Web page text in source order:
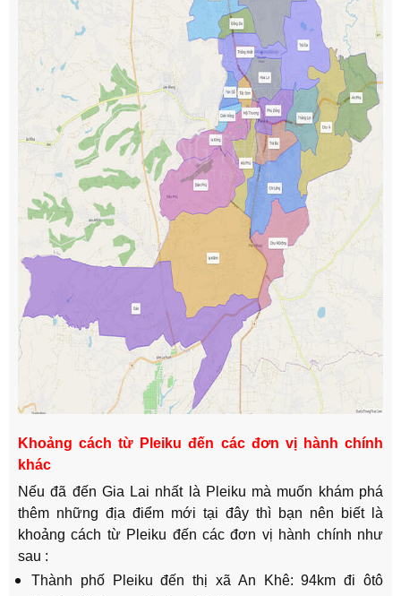
Khoảng cách từ Pleiku đến các đơn vị hành chính
khác
Nếu đã đến Gia Lai nhất là Pleiku mà muốn khám phá
thêm những địa điểm mới tại đây thì bạn nên biết là
khoảng cách từ Pleiku đến các đơn vị hành chính như
sau :
Thành phố Pleiku đến thị xã An Khê: 94km đi ôtô